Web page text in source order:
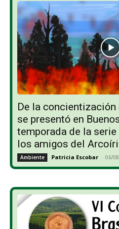
De la
se presentó en
temporada de la serie
los amigos del
Ambiente Patricia Escobar - 06/